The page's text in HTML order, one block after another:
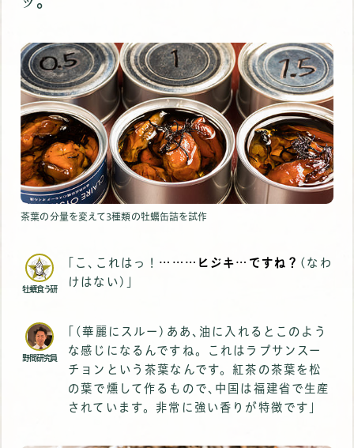
茶葉の分量を変えて3種類の牡蠣缶詰を試作
牡蠣食う研
｢こ､これはっ！ ………ヒジキ…ですね？ (なわ
けはない)｣
野間研究員
｢(華麗にスルー)ああ､油に入れるとこのよう
な感じになるんですね。これはラプサンスー
チョンという茶葉なんです。紅茶の茶葉を松
の葉で燻して作るもので､中国は福建省で生産
されています。非常に強い香りが特徴です｣